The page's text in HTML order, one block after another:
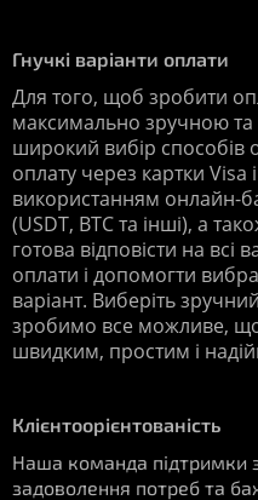
Гнучкі варіанти оплати
Для того, щоб зробити
максимально зручною
широкий вибір
оплату через картки Visa
використанням онлайн-
(USDT, BTC та інші), а
готова відповісти на всі
оплати і допомогти
варіант. Виберіть
зробимо все можливе,
швидким, простим і
Клієнтоорієнтованість
Наша команда підтримки
задоволення потреб та